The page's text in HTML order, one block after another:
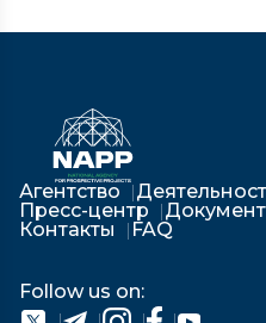
Агентство
Пресс-центр
Контакты
FAQ
Follow us on: